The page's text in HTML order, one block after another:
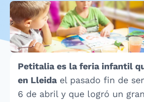
Petitalia es la feria infantil
en Lleidael pasado fin de
6 de abril y que logró un